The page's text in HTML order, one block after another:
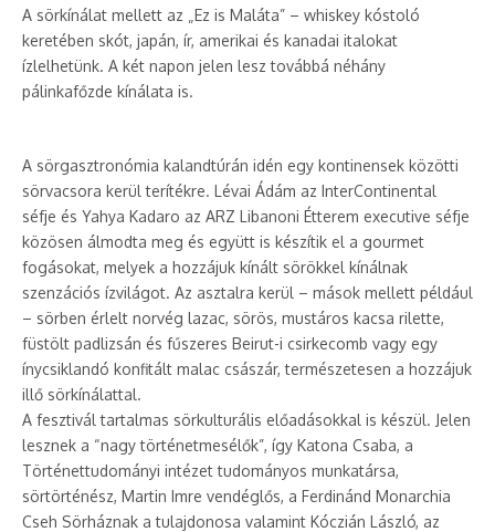
A sörkínálat mellett az „Ez is Maláta” – whiskey kóstoló
keretében skót, japán, ír, amerikai és kanadai italokat
ízlelhetünk. A két napon jelen lesz továbbá néhány
pálinkafőzde kínálata is.
A sörgasztronómia kalandtúrán idén egy kontinensek közötti
sörvacsora kerül terítékre. Lévai Ádám az InterContinental
séfje és Yahya Kadaro az ARZ Libanoni Étterem executive séfje
közösen álmodta meg és együtt is készítik el a gourmet
fogásokat, melyek a hozzájuk kínált sörökkel kínálnak
szenzációs ízvilágot. Az asztalra kerül – mások mellett például
– sörben érlelt norvég lazac, sörös, mustáros kacsa rilette,
füstölt padlizsán és fűszeres Beirut-i csirkecomb vagy egy
ínycsiklandó konfitált malac császár, természetesen a hozzájuk
illő sörkínálattal.
A fesztivál tartalmas sörkulturális előadásokkal is készül. Jelen
lesznek a “nagy történetmesélők”, így Katona Csaba, a
Történettudományi intézet tudományos munkatársa,
sörtörténész, Martin Imre vendéglős, a Ferdinánd Monarchia
Cseh Sörháznak a tulajdonosa valamint Kóczián László, az